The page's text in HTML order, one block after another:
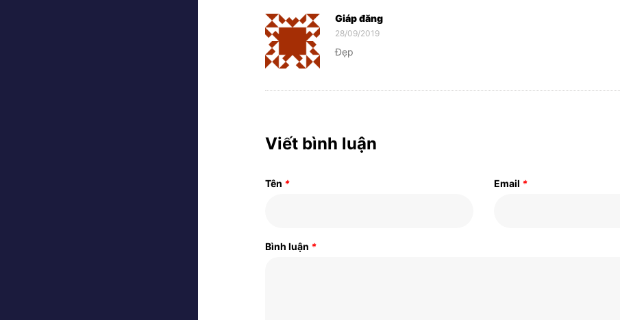
Giáp đăng
28/09/2019
Đẹp
Viết bình luận
Tên * Email *
Bình luận *